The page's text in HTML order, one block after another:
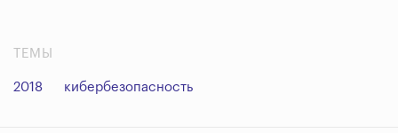
ТЕМЫ
2018 кибербезопасность